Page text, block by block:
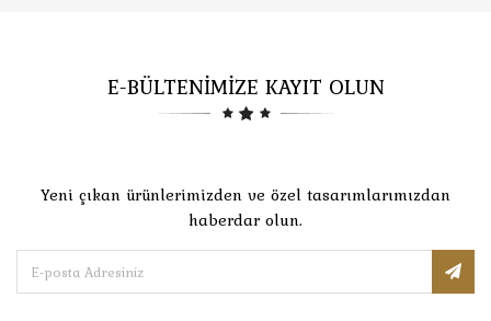
E-BÜLTENİMİZE KAYIT OLUN
Yeni çıkan ürünlerimizden ve özel tasarımlarımızdan
haberdar olun.